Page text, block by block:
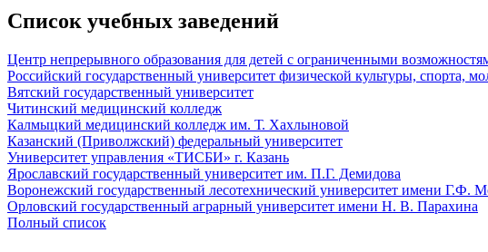
Список учебных заведений
Центр непрерывного образования для детей с ограниченными
Российский государственный университет физической культуры,
Вятский государственный университет
Читинский медицинский колледж
Калмыцкий медицинский колледж им. Т. Хахлыновой
Казанский (Приволжский) федеральный университет
Университет управления «ТИСБИ» г. Казань
Ярославский государственный университет им. П.Г. Демидова
Воронежский государственный лесотехнический университет имени Г.Ф.
Орловский государственный аграрный университет имени Н. В. Парахина
Полный список